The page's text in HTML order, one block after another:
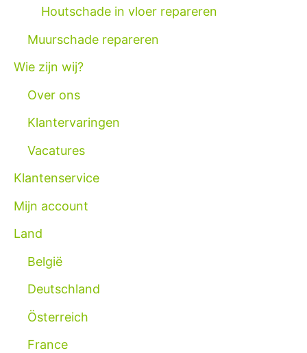
Houtschade in vloer repareren
Muurschade repareren
Wie zijn wij?
Over ons
Klantervaringen
Vacatures
Klantenservice
Mijn account
Land
België
Deutschland
Österreich
France